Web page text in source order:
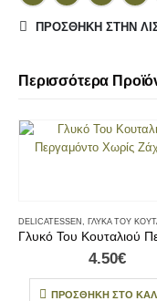
ΠΡΌΣΘΉΚΗ ΣΤΗΝ
Περισσότερα
DELICATESSEN , ΓΛΥΚΆ ΤΟΥ
4.50€
ΠΡΟΣΘΉΚΗ ΣΤΟ